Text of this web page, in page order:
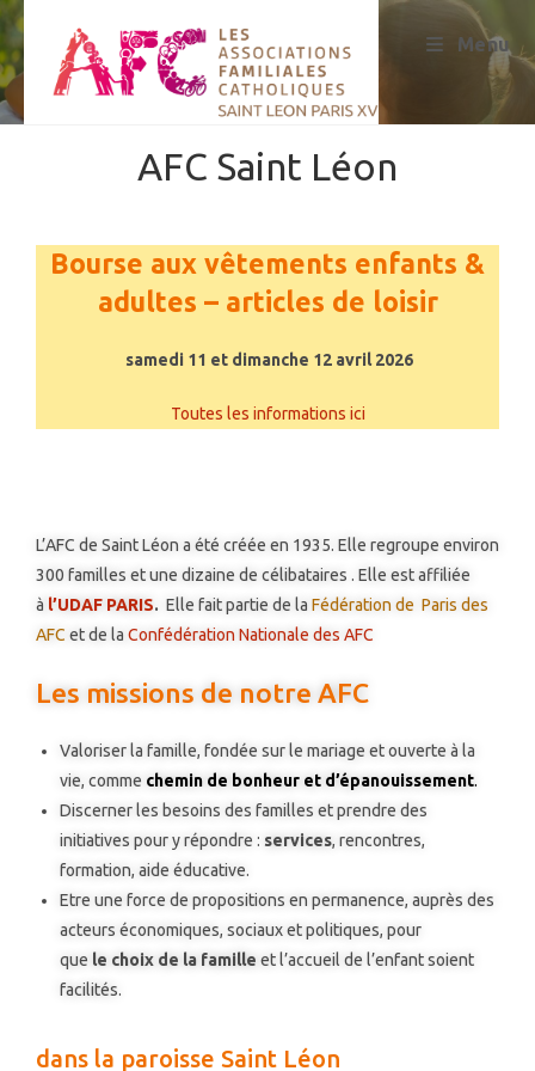
Menu
AFC Saint Léon
Bourse aux vêtements enfants &
adultes – articles de loisir
samedi 11 et dimanche 12 avril 2026
Toutes les informations ici
L’AFC de Saint Léon a été créée en 1935. Elle regroupe environ
300 familles et une dizaine de célibataires . Elle est affiliée
à l’UDAF PARIS. Elle fait partie de la Fédération de Paris des
AFC et de la Confédération Nationale des AFC
Les missions de notre AFC
Valoriser la famille, fondée sur le mariage et ouverte à la
vie, comme chemin de bonheur et d’épanouissement.
Discerner les besoins des familles et prendre des
initiatives pour y répondre : services, rencontres,
formation, aide éducative.
Etre une force de propositions en permanence, auprès des
acteurs économiques, sociaux et politiques, pour
que le choix de la famille et l’accueil de l’enfant soient
facilités.
dans la paroisse Saint Léon​